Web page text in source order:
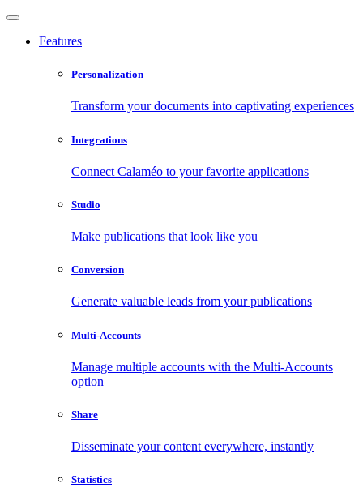
Features
Personalization
Transform your documents into captivating experiences
Integrations
Connect Calaméo to your favorite applications
Studio
Make publications that look like you
Conversion
Generate valuable leads from your publications
Multi-Accounts
Manage multiple accounts with the Multi-Accounts
option
Share
Disseminate your content everywhere, instantly
Statistics